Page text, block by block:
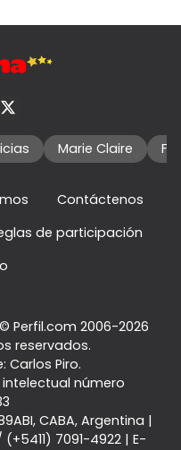
Marie Claire
Contáctenos
de participación
Perfil.com 2006-2026
reservados.
Carlos Piro.
número
, CABA, Argentina |
(+5411) 7091-4922| E-